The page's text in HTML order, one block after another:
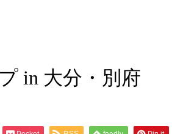
in 大分・別府